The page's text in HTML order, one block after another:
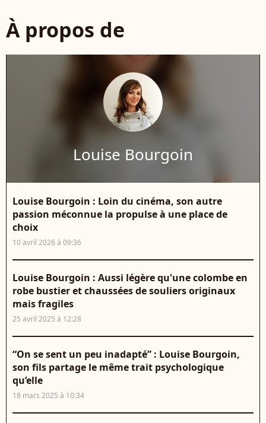
À propos de
Louise Bourgoin
Louise Bourgoin : Loin du cinéma, son autre
passion méconnue la propulse à une place de
choix
10 avril 2026 à 09:36
Louise Bourgoin : Aussi légère qu'une colombe en
robe bustier et chaussées de souliers originaux
mais fragiles
25 avril 2025 à 12:28
“On se sent un peu inadapté” : Louise Bourgoin,
son fils partage le même trait psychologique
qu’elle
18 mars 2025 à 10:34